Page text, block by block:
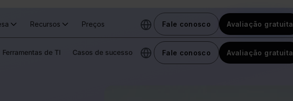
Recursos Preços Fale conosco Avaliação gratuita
Ferramentas de TI Casos de sucesso Fale conosco Avaliação gratuita